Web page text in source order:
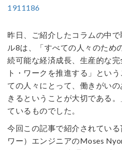
1911186
昨日、ご紹介したコラムの中
ル8は、「すべての人々のため
続可能な経済成長、生産的な
ト・ワークを推進する」とい
ての人々にとって、働きがい
きるということが大切である
ているものでした。
今回この記事で紹介されてい
ワー）エンジニアのMoses